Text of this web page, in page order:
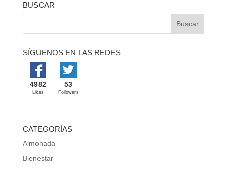
BUSCAR
SÍGUENOS EN LAS REDES
4982
Likes
53
Followers
CATEGORÍAS
Almohada
Bienestar